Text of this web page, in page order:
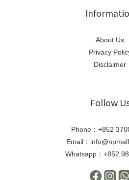
About Us
Privacy
Disclaimer
Follow
Phone：+852
Email：
Whatsapp：+852